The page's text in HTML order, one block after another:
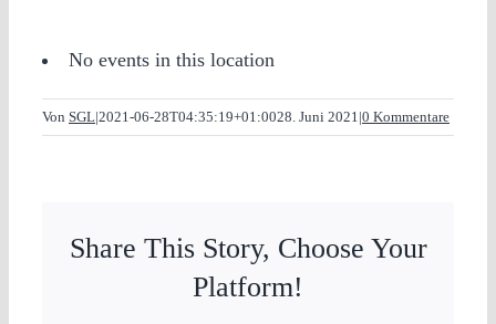
No events in this location
Von SGL|2021-06-28T04:35:19+01:0028. Juni 2021|0 Kommentare
Share This Story, Choose Your
Platform!